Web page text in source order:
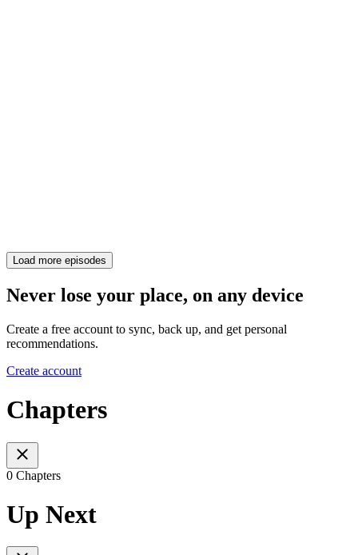
Load more episodes
Never lose your place, on any device
Create a free account to sync, back up, and get personal
recommendations.
Create account
Chapters
0 Chapters
Up Next